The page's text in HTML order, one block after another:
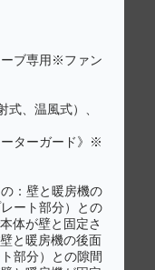
ブ専用※ファン
、温風式）、
ターガード》※
：壁と暖房機の
ート部分）との
体が壁と固定さ
と暖房機の後面
部分）との隙間